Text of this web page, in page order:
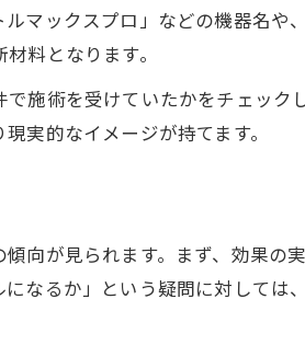
マックスプロ」などの機器名や
料となります。
施術を受けていたかをチェックし
実的なイメージが持てます。
向が見られます。まず、効果の
なるか」という疑問に対しては